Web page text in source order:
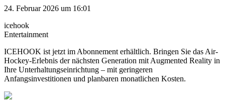
24. Februar 2026 um 16:01
icehook
Entertainment
ICEHOOK ist jetzt im Abonnement erhältlich. Bringen Sie das Air-
Hockey-Erlebnis der nächsten Generation mit Augmented Reality in
Ihre Unterhaltungseinrichtung – mit geringeren
Anfangsinvestitionen und planbaren monatlichen Kosten.